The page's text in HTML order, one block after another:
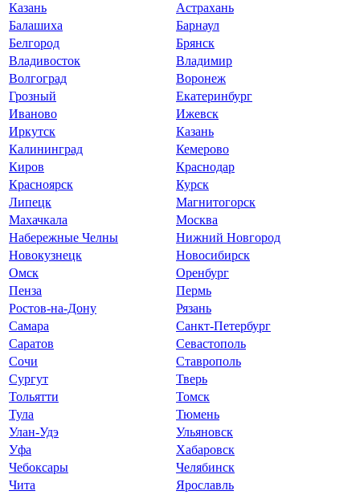
Казань
Астрахань
Балашиха
Барнаул
Белгород
Брянск
Владивосток
Владимир
Волгоград
Воронеж
Грозный
Екатеринбург
Иваново
Ижевск
Иркутск
Казань
Калининград
Кемерово
Киров
Краснодар
Красноярск
Курск
Липецк
Магнитогорск
Махачкала
Москва
Набережные Челны
Нижний Новгород
Новокузнецк
Новосибирск
Омск
Оренбург
Пенза
Пермь
Ростов-на-Дону
Рязань
Самара
Санкт-Петербург
Саратов
Севастополь
Сочи
Ставрополь
Сургут
Тверь
Тольятти
Томск
Тула
Тюмень
Улан-Удэ
Ульяновск
Уфа
Хабаровск
Чебоксары
Челябинск
Чита
Ярославль